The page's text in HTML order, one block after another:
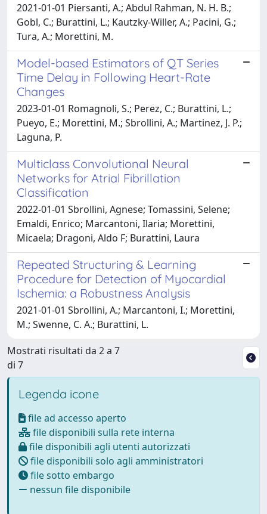
2021-01-01 Piersanti, A.; Abdul Rahman, N. H. B.;
Gobl, C.; Burattini, L.; Kautzky-Willer, A.; Pacini, G.;
Tura, A.; Morettini, M.
Model-based Estimators of QT Series
Time Delay in Following Heart-Rate
Changes
2023-01-01 Romagnoli, S.; Perez, C.; Burattini, L.;
Pueyo, E.; Morettini, M.; Sbrollini, A.; Martinez, J. P.;
Laguna, P.
Multiclass Convolutional Neural
Networks for Atrial Fibrillation
Classification
2022-01-01 Sbrollini, Agnese; Tomassini, Selene;
Emaldi, Enrico; Marcantoni, Ilaria; Morettini,
Micaela; Dragoni, Aldo F; Burattini, Laura
Repeated Structuring & Learning
Procedure for Detection of Myocardial
Ischemia: a Robustness Analysis
2021-01-01 Sbrollini, A.; Marcantoni, I.; Morettini,
M.; Swenne, C. A.; Burattini, L.
Mostrati risultati da 2 a 7
di 7
Legenda icone
file ad accesso aperto
file disponibili sulla rete interna
file disponibili agli utenti autorizzati
file disponibili solo agli amministratori
file sotto embargo
nessun file disponibile